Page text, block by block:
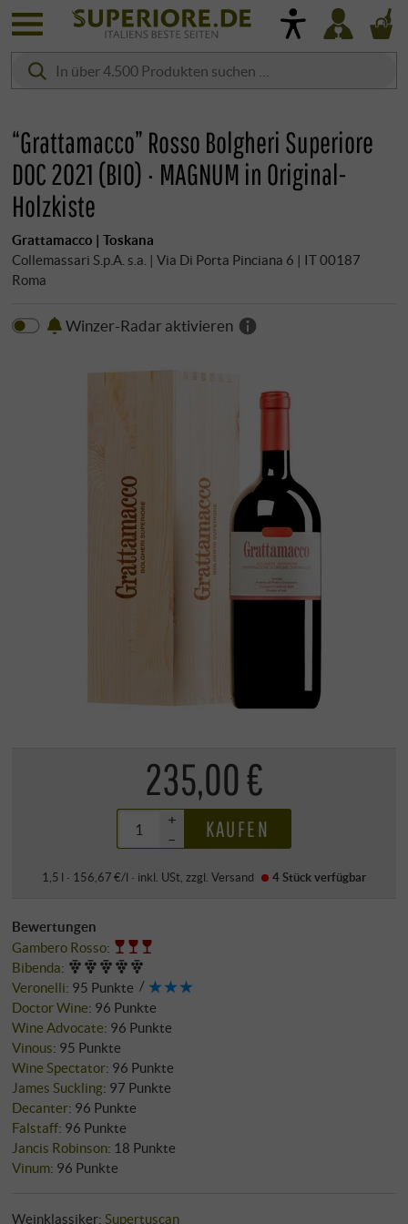
“Grattamacco” Rosso Bolgheri Superiore
DOC 2021 (BIO) · MAGNUM in Original-
Holzkiste
Grattamacco | Toskana
Collemassari S.p.A. s.a. | Via Di Porta Pinciana 6 | IT 00187
Roma
Winzer-Radar aktivieren
235,00 €
+
–
KAUFEN
1,5 l · 156,67 €/l · inkl. USt , zzgl.Versand 4 Stückverfügbar
Bewertungen
Gambero Rosso:
Bibenda:
Veronelli: 95 Punkte
Doctor Wine: 96 Punkte
Wine Advocate: 96 Punkte
Vinous: 95 Punkte
Wine Spectator: 96 Punkte
James Suckling: 97 Punkte
Decanter: 96 Punkte
Falstaff: 96 Punkte
Jancis Robinson: 18 Punkte
Vinum: 96 Punkte
Weinklassiker:Supertuscan